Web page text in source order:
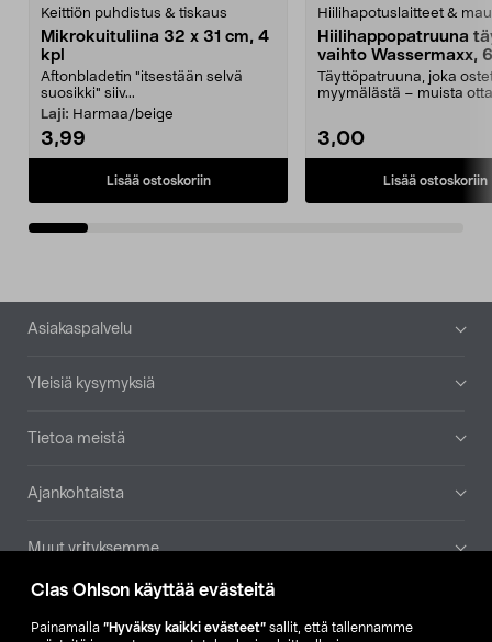
Clas Ohlson käyttää evästeitä
Painamalla ”Hyväksy kaikki evästeet” sallit, että tallennamme
Keittiön puhdistus & tiskaus
Mikrokuituliina 32 x 31 cm, 4
kpl
Aftonbladetin "itsestään selvä
suosikki" siiv...
Laji: Harmaa/beige
3,99
Lisää ostoskoriin
Hiilihapotuslaitteet &
Hiilihappopatruuna
vaihto Wassermaxx,
Täyttöpatruuna, joka
myymälästä – muista
3,00
Lisää ostoskoriin
Alatunniste
Asiakaspalvelu
Yleisiä kysymyksiä
Tietoa meistä
Ajankohtaista
Muut yrityksemme
Etsi myymälä